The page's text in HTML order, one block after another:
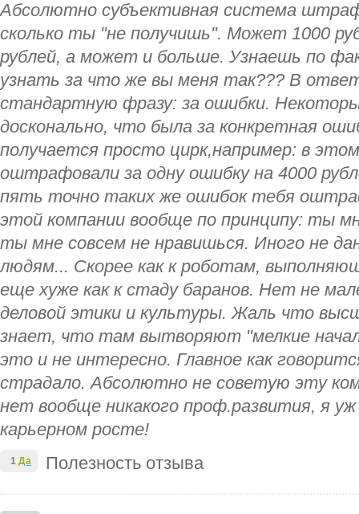
Абсолютно субъективная система
сколько ты "не получишь". Может 1000
рублей, а может и больше. Узнаешь по
узнать за что же вы меня так??? В
стандартную фразу: за ошибки.
досконально, что была за конкретная
получается просто цирк,например: в
оштрафовали за одну ошибку на 4000
пять точно таких же ошибок тебя
этой компании вообще по принципу: ты
ты мне совсем не нравишься. Иного не
людям... Скорее как к роботам,
еще хуже как к стаду баранов. Нет не
деловой этики и культуры. Жаль что
знает, что там вытворяют "мелкие
это и не интересно. Главное как
страдало. Абсолютно не советую эту
нет вообще никакого проф.развития, я
карьерном росте!
Полезность отзыва
1 Да